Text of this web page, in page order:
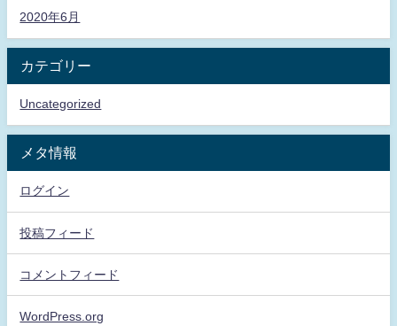
2020年6月
カテゴリー
Uncategorized
メタ情報
ログイン
投稿フィード
コメントフィード
WordPress.org